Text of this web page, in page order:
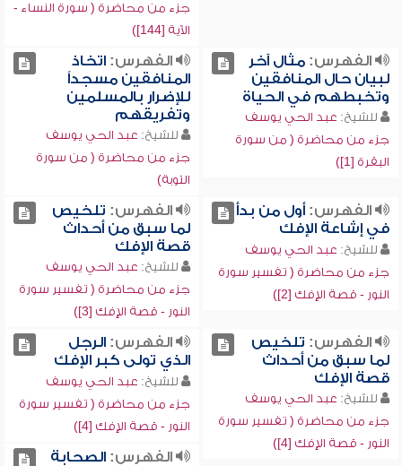
جزء من محاضرة ( سورة النساء -
الآية [144])
الفهرس:مثال آخر
لبيان حال المنافقين
وتخبطهم في الحياة
للشيخ: عبد الحي يوسف
جزء من محاضرة ( من سورة
البقرة [1])
الفهرس:اتخاذ
المنافقين مسجداً
للإضرار بالمسلمين
وتفريقهم
للشيخ: عبد الحي يوسف
جزء من محاضرة ( من سورة
التوبة)
الفهرس:أول من بدأ
في إشاعة الإفك
للشيخ: عبد الحي يوسف
جزء من محاضرة ( تفسير سورة
النور - قصة الإفك [2])
الفهرس: تلخيص
لما سبق من أحداث
قصة الإفك
للشيخ: عبد الحي يوسف
جزء من محاضرة ( تفسير سورة
النور - قصة الإفك [3])
الفهرس: تلخيص
لما سبق من أحداث
قصة الإفك
للشيخ: عبد الحي يوسف
جزء من محاضرة ( تفسير سورة
النور - قصة الإفك [4])
الفهرس:الرجل
الذي تولى كبر الإفك
للشيخ: عبد الحي يوسف
جزء من محاضرة ( تفسير سورة
النور - قصة الإفك [4])
الفهرس:الصحابة